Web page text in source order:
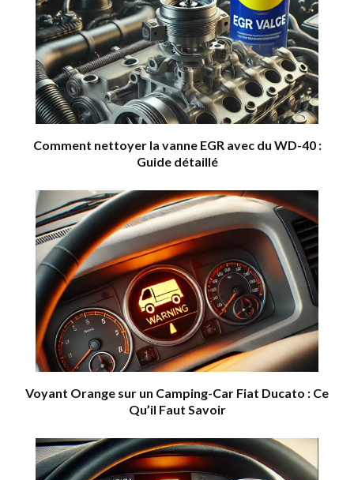
Comment nettoyer la vanne EGR avec du WD-40 :
Guide détaillé
Voyant Orange sur un Camping-Car Fiat Ducato : Ce
Qu’il Faut Savoir